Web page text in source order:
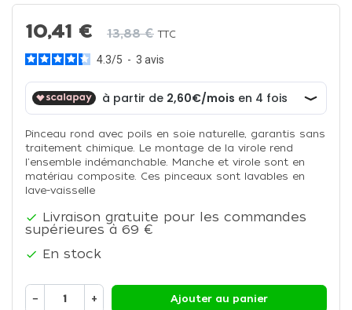
10,41 € 13,88 € TTC
4.3/5 - 3 avis
Pinceau rond avec poils en soie naturelle, garantis sans
traitement chimique. Le montage de la virole rend
l'ensemble indémanchable. Manche et virole sont en
matériau composite. Ces pinceaux sont lavables en
lave-vaisselle
 Livraison gratuite pour les commandes
supérieures à 69 €
 En stock
− + Ajouter au panier